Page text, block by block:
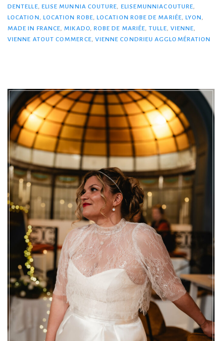
DENTELLE, ELISE MUNNIA COUTURE, ELISEMUNNIACOUTURE,
LOCATION, LOCATION ROBE,LOCATION ROBE DE MARIÉE,LYON,
MADE IN FRANCE, MIKADO, ROBE DE MARIÉE,TULLE, VIENNE,
VIENNE ATOUT COMMERCE, VIENNE CONDRIEU AGGLOMÉRATION